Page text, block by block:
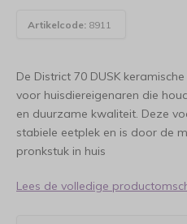
Artikelcode: 8911
De District 70 DUSK
voor huisdiereigenaren die
en duurzame kwaliteit. Deze
stabiele eetplek en is door de
pronkstuk in huis
Lees de volledige